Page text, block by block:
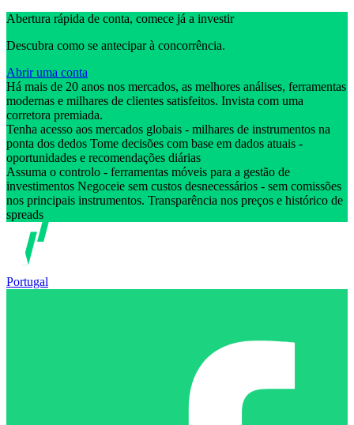
Abertura rápida de conta, comece já a investir
Descubra como se antecipar à concorrência.
Abrir uma conta
Há mais de 20 anos nos mercados, as melhores análises, ferramentas
modernas e milhares de clientes satisfeitos. Invista com uma
corretora premiada.
Tenha acesso aos mercados globais - milhares de instrumentos na
ponta dos dedos Tome decisões com base em dados atuais -
oportunidades e recomendações diárias
Assuma o controlo - ferramentas móveis para a gestão de
investimentos Negoceie sem custos desnecessários - sem comissões
nos principais instrumentos. Transparência nos preços e histórico de
spreads
Portugal